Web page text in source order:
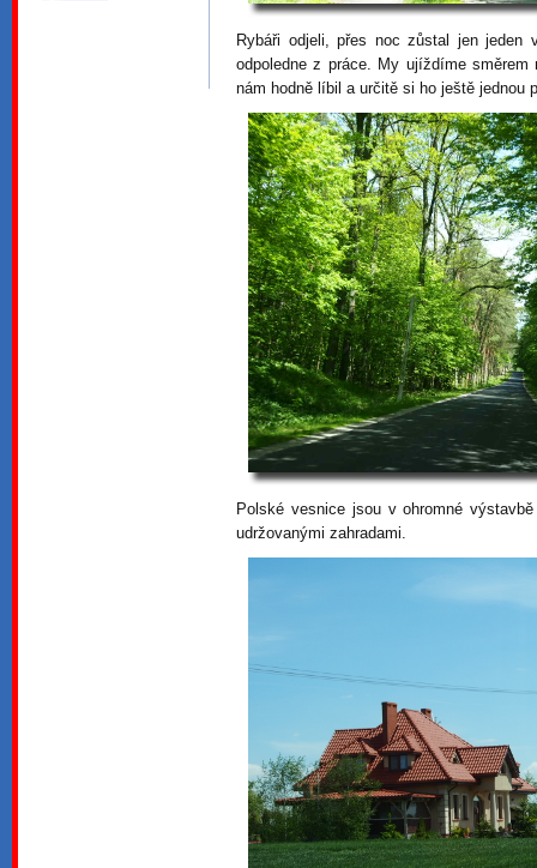
Rybáři odjeli, přes noc zůstal jen
odpoledne z práce. My ujíždíme
nám hodně líbil a určitě si ho ještě jednou
Polské vesnice jsou v ohromné
udržovanými zahradami.